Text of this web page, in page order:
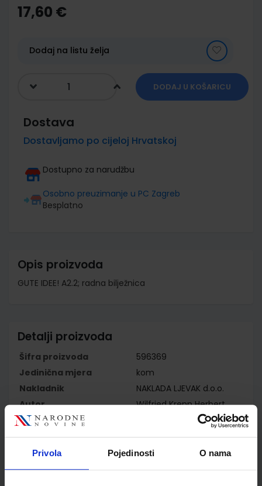
Privola Pojedinosti O nama
the
beginning
gallery
17,60 €
Dodaj na listu želja
DODAJ U KOŠARICU
Dostava
Dostavljamo po cijeloj Hrvatskoj
Dostupno za narudžbu
Osobno preuzimanje u PC Zagreb
Besplatno
Opis proizvoda
GUTE IDEE! A2.2; radna bilježnica
Detalji proizvoda
Šifra proizvoda
596369
Jedinična mjera
kom
Nakladnik
NAKLADA LJEVAK d.o.o.
Autor
Wilfried Krenn Herbert
Vrsta školske knjige
RADNA BILJEŽNICA